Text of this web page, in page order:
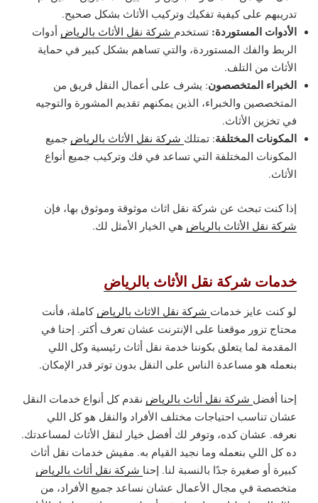
تدريبهم على كيفية تفكيك وتركيب الأثاث بشكل صحيح.
الأدوات المستوردة: تستخدم شركة نقل الأثاث بالرياض أدوات
الربط والفك المستوردة، والتي تساهم بشكل كبير في حماية
الأثاث من التلف.
الخبراء المتخصصون: يشرف على أعمال النقل فريق من
المتخصصين والخبراء، الذين يمكنهم تقديم المشورة والتوجيه
في تخزين الأثاث.
المكونات المختلفة: تمتلك شركة نقل الأثاث بالرياض جميع
المكونات المختلفة التي تساعد في فك وتركيب جميع أنواع
الأثاث.
إذا كنت تبحث عن شركة نقل اثاث موثوقة وموثوق بها، فإن
شركة نقل الأثاث بالرياض هي الخيار الأمثل لك.
خدمات شركة نقل الأثاث بالرياض
لو كنت عايز خدمات شركة نقل الاثاث بالرياض كاملة، فأنت
محتاج تزور موقعنا على الإنترنت عشان تعرف أكتر. إحنا في
المقدمة لما يتعلق بكوننا خدمة نقل أثاث رئيسية وكل اللي
بنعمله هو مساعدة الناس على النقل بدون توتر قدر الإمكان.
إحنا أفضل شركة نقل أثاث بالرياض نقدم كل أنواع خدمات النقل
عشان تناسب احتياجات مختلف الأفراد والنقل هو كل اللي
نعرفه. عشان كده، وتوفر لك أفضل خيار لنقل الأثاث لمساعدتك.
ده كل اللي بنعمله وما نجيد القيام به. مفيش خدمات نقل أثاث
كبيرة أو صغيرة جدًا بالنسبة لنا. إحنا شركة نقل أثاث بالرياض
متخصصة في مجال الأعمال عشان نساعد جميع الأفراد، من